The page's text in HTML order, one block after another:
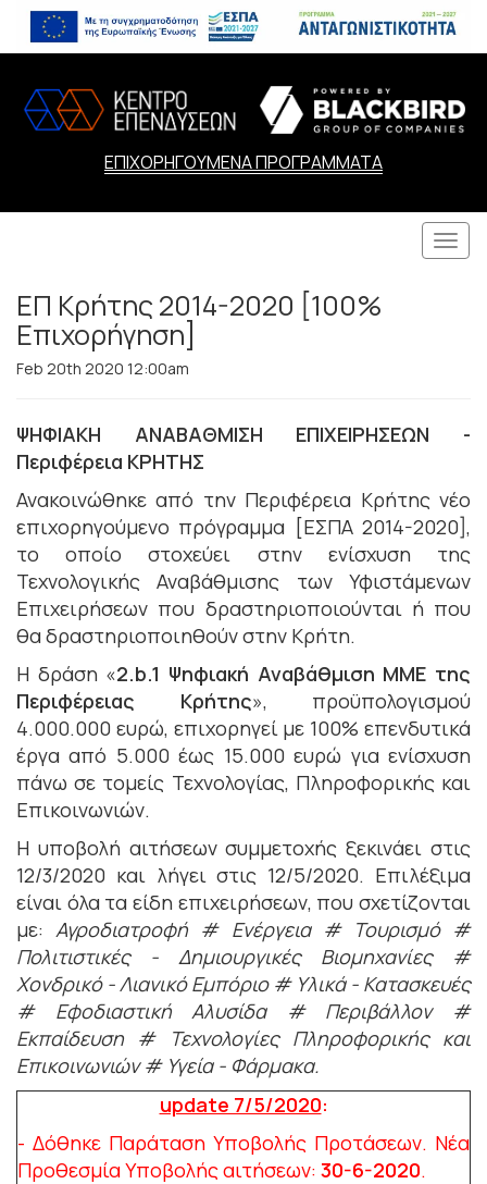
ΕΠΙΧΟΡΗΓΟΥΜΕΝΑ ΠΡΟΓΡΑΜΜΑΤΑ
ΕΠ Κρήτης 2014-2020 [100%
Επιχορήγηση]
Feb 20th 2020 12:00am
ΨΗΦΙΑΚΗ ΑΝΑΒΑΘΜΙΣΗ ΕΠΙΧΕΙΡΗΣΕΩΝ -
Περιφέρεια ΚΡΗΤΗΣ
Ανακοινώθηκε από την Περιφέρεια Κρήτης νέο
επιχορηγούμενο πρόγραμμα [ΕΣΠΑ 2014-2020],
το οποίο στοχεύει στην ενίσχυση της
Τεχνολογικής Αναβάθμισης των Υφιστάμενων
Επιχειρήσεων που δραστηριοποιούνται ή που
θα δραστηριοποιηθούν στην Κρήτη.
Η δράση «2.b.1 Ψηφιακή Αναβάθμιση ΜΜΕ της
Περιφέρειας Κρήτης», προϋπολογισμού
4.000.000 ευρώ, επιχορηγεί με 100% επενδυτικά
έργα από 5.000 έως 15.000 ευρώ για ενίσχυση
πάνω σε τομείς Τεχνολογίας, Πληροφορικής και
Επικοινωνιών.
Η υποβολή αιτήσεων συμμετοχής ξεκινάει στις
12/3/2020 και λήγει στις 12/5/2020. Επιλέξιμα
είναι όλα τα είδη επιχειρήσεων, που σχετίζονται
με:Αγροδιατροφή # Ενέργεια # Τουρισμό #
Πολιτιστικές - Δημιουργικές Βιομηχανίες #
Χονδρικό - Λιανικό Εμπόριο # Υλικά - Κατασκευές
# Εφοδιαστική Αλυσίδα # Περιβάλλον #
Εκπαίδευση # Τεχνολογίες Πληροφορικής και
Επικοινωνιών # Υγεία - Φάρμακα.
update 7/5/2020:
- Δόθηκε Παράταση Υποβολής Προτάσεων. Νέα
Προθεσμία Υποβολής αιτήσεων: 30-6-2020.